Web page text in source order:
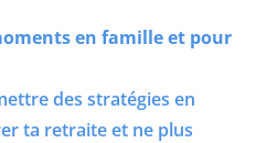
en famille et pour
des stratégies en
ta retraite et ne plus